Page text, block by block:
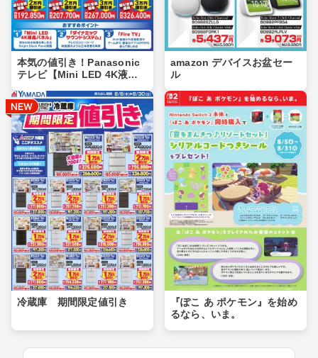
本気の値引き！Panasonic
テレビ【Mini LED 4K液
amazon デバイスお盆セー
ル
冷蔵庫 期間限定値引き
『ぽこ あ ポケモン』を始め
るなら、いま。